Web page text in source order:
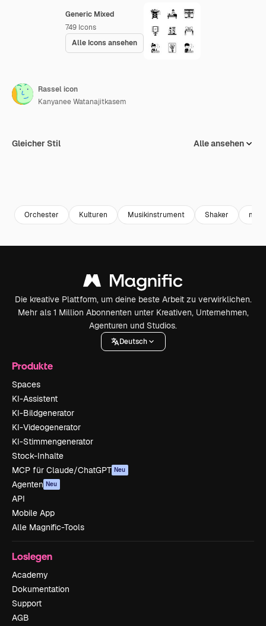
Generic Mixed
749 Icons
Alle Icons ansehen
Rassel icon
Kanyanee Watanajitkasem
Gleicher Stil Alle ansehen
Orchester Kulturen Musikinstrument Shaker
Die kreative Plattform, um deine beste Arbeit zu verwirklichen.
Mehr als 1 Million Abonnenten unter Kreativen, Unternehmen,
Agenturen und Studios.
Deutsch
Produkte
Spaces
KI-Assistent
KI-Bildgenerator
KI-Videogenerator
KI-Stimmengenerator
Stock-Inhalte
MCP für Claude/ChatGPT Neu
Agenten Neu
API
Mobile App
Alle Magnific-Tools
Loslegen
Academy
Dokumentation
Support
AGB